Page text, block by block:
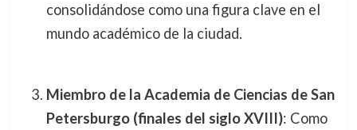
consolidándose como una figura clave en el
mundo académico de la ciudad.
Miembro de la Academia de Ciencias de San
Petersburgo (finales del siglo XVIII): Como